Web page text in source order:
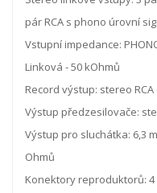
pár RCA s phono úrovní
Vstupní impedance:
Linková - 50 kOhmů
Record výstup: stereo
Výstup předzesilovače:
Výstup pro sluchátka: 6,3
Ohmů
Konektory reproduktorů: